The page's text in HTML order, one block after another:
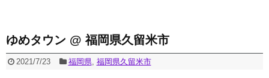
ゆめタウン @ 福岡県久留米市
2021/7/23 福岡県, 福岡県久留米市